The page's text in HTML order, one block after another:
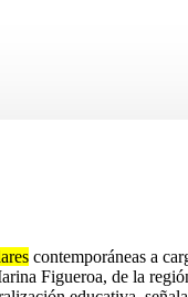
contemporáneas a
Figueroa, de la